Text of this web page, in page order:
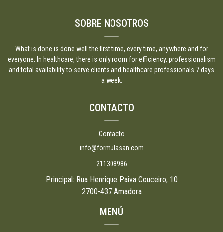
SOBRE NOSOTROS
What is done is done well the first time, every time, anywhere and for
everyone. In healthcare, there is only room for efficiency, professionalism
and total availability to serve clients and healthcare professionals 7 days
a week.
CONTACTO
Contacto
info@formulasan.com
211308986
Principal: Rua Henrique Paiva Couceiro, 10
2700-437 Amadora
MENÚ